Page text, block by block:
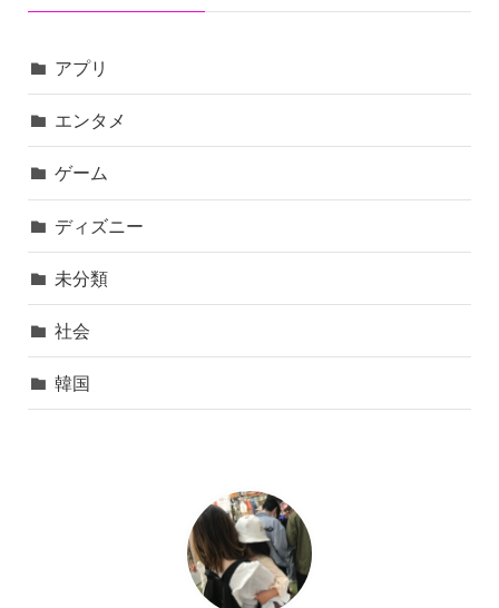
アプリ
エンタメ
ゲーム
ディズニー
未分類
社会
韓国